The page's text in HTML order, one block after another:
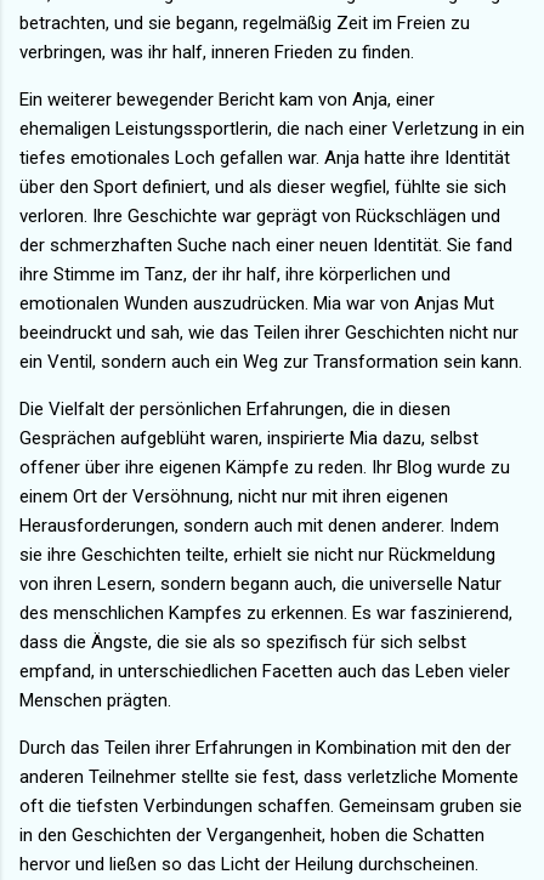
betrachten, und sie begann, regelmäßig Zeit im Freien zu
verbringen, was ihr half, inneren Frieden zu finden.
Ein weiterer bewegender Bericht kam von Anja, einer
ehemaligen Leistungssportlerin, die nach einer Verletzung in ein
tiefes emotionales Loch gefallen war. Anja hatte ihre Identität
über den Sport definiert, und als dieser wegfiel, fühlte sie sich
verloren. Ihre Geschichte war geprägt von Rückschlägen und
der schmerzhaften Suche nach einer neuen Identität. Sie fand
ihre Stimme im Tanz, der ihr half, ihre körperlichen und
emotionalen Wunden auszudrücken. Mia war von Anjas Mut
beeindruckt und sah, wie das Teilen ihrer Geschichten nicht nur
ein Ventil, sondern auch ein Weg zur Transformation sein kann.
Die Vielfalt der persönlichen Erfahrungen, die in diesen
Gesprächen aufgeblüht waren, inspirierte Mia dazu, selbst
offener über ihre eigenen Kämpfe zu reden. Ihr Blog wurde zu
einem Ort der Versöhnung, nicht nur mit ihren eigenen
Herausforderungen, sondern auch mit denen anderer. Indem
sie ihre Geschichten teilte, erhielt sie nicht nur Rückmeldung
von ihren Lesern, sondern begann auch, die universelle Natur
des menschlichen Kampfes zu erkennen. Es war faszinierend,
dass die Ängste, die sie als so spezifisch für sich selbst
empfand, in unterschiedlichen Facetten auch das Leben vieler
Menschen prägten.
Durch das Teilen ihrer Erfahrungen in Kombination mit den der
anderen Teilnehmer stellte sie fest, dass verletzliche Momente
oft die tiefsten Verbindungen schaffen. Gemeinsam gruben sie
in den Geschichten der Vergangenheit, hoben die Schatten
hervor und ließen so das Licht der Heilung durchscheinen.